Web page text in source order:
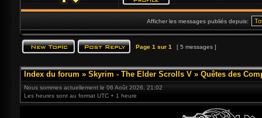
Afficher les messages publiés depuis:
Page 1 sur 1 [ 5 messages ]
Index du forum » Skyrim - The Elder Scrolls V » Quêtes des
Nous sommes actuellement le 06 Août 2026, 21:02
Les heures sont au format UTC + 1 heure